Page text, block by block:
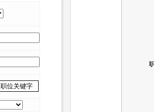
题？
聘行业不可能“干
位资深HR的校园
如何毁掉你留给